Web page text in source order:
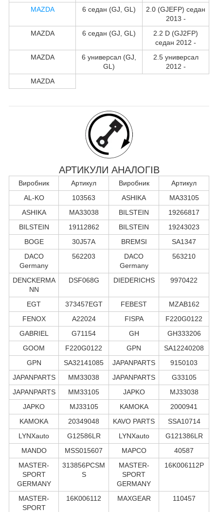
MAZDA
6 седан (GJ, GL)
2.0 (GJEFP) седан
2013 -
MAZDA
6 седан (GJ, GL)
2.2 D (GJ2FP)
седан 2012 -
MAZDA
6 универсал (GJ,
GL)
2.5 универсал
2012 -
MAZDA
АРТИКУЛИ АНАЛОГІВ
Виробник Артикул Виробник
Артикул
AL-KO
103563 ASHIKA
MA33105
ASHIKA
MA33038 BILSTEIN
19266817
BILSTEIN
19112862 BILSTEIN
19243023
BOGE
30J57A BREMSI
SA1347
DACO
Germany
562203
DACO
Germany
563210
DENCKERMA
NN
DSF068G DIEDERICHS 9970422
EGT 373457EGT FEBEST
MZAB162
FENOX
A22024 FISPA
F220G0122
GABRIEL
G71154 GH
GH333206
GOOM
F220G0122 GPN
SA12240208
GPN
SA32141085 JAPANPARTS
9150103
JAPANPARTS
MM33038 JAPANPARTS
G33105
JAPANPARTS
MM33105 JAPKO
MJ33038
JAPKO
MJ33105 KAMOKA
2000941
KAMOKA
20349048 KAVO PARTS
SSA10714
LYNXauto
G12586LR LYNXauto
G121386LR
MANDO
MSS015607 MAPCO
40587
MASTER-
SPORT
GERMANY
313856PCSM
S
MASTER-
SPORT
GERMANY
16K006112P
MASTER-
SPORT
16K006112 MAXGEAR 110457